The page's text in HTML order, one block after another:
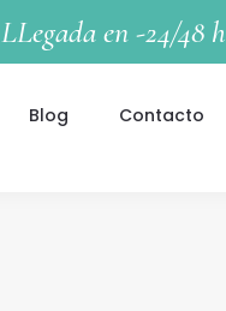
Blog Contacto
LLegada en -24/48 h